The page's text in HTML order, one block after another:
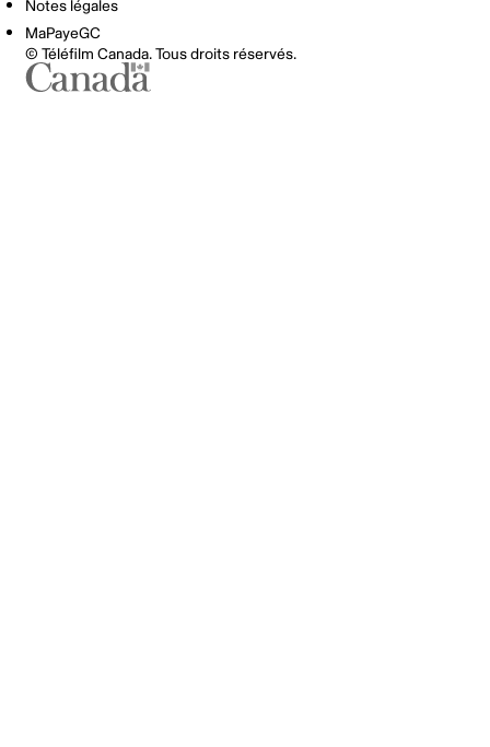
Notes légales
MaPayeGC
© Téléfilm Canada. Tous droits réservés.